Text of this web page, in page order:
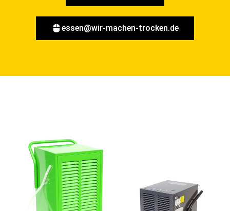
essen@wir-machen-trocken.de